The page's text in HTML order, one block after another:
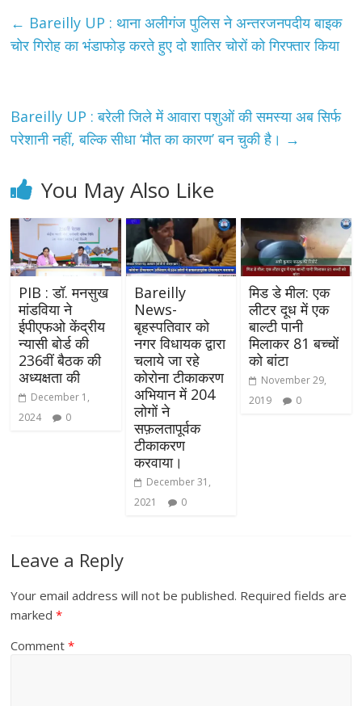
← Bareilly UP : थाना अलीगंज पुलिस ने अन्तरजनपदीय बाइक
चोर गिरोह का भंडाफोड़ करते हुए दो शातिर चोरों को गिरफ्तार किया
Bareilly UP : बरेली जिले में आवारा पशुओं की समस्या अब सिर्फ
परेशानी नहीं, बल्कि सीधा ‘मौत का कारण’ बन चुकी है। →
You May Also Like
PIB : डॉ. मनसुख
मांडविया ने
ईपीएफओ केंद्रीय
न्यासी बोर्ड की
236वीं बैठक की
अध्यक्षता की
December 1,
2024
0
Bareilly
News-
बृहस्पतिवार को
नगर विधायक द्वारा
चलाये जा रहे
कोरोना टीकाकरण
अभियान में 204
लोगों ने
सफ़लतापूर्वक
टीकाकरण
करवाया।
December 31,
2021
0
मिड डे मील: एक
लीटर दूध में एक
बाल्टी पानी
मिलाकर 81 बच्चों
को बांटा
November 29,
2019
0
Leave a Reply
Your email address will not be published. Required fields are
marked*
Comment*